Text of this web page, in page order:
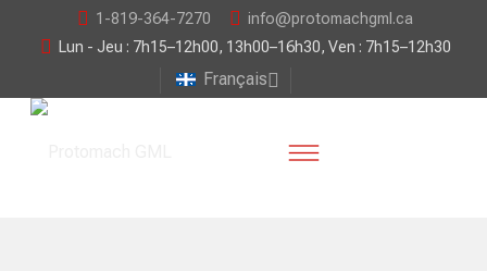
1-819-364-7270
info@protomachgml.ca
Lun - Jeu : 7h15–12h00, 13h00–16h30, Ven : 7h15–12h30
Français